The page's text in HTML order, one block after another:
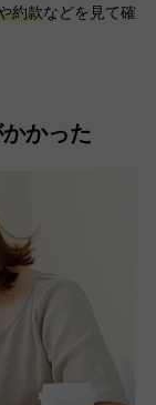
約款などを見て確
かった